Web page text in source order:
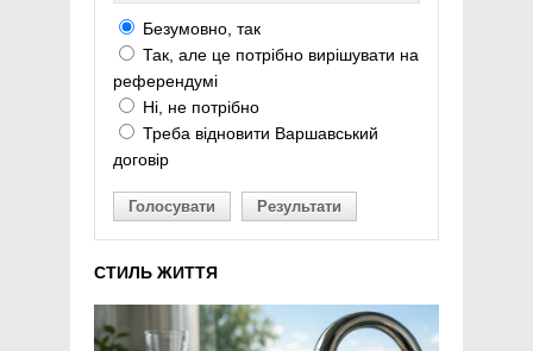
Безумовно, так
Так, але це потрібно вирішувати на
референдумі
Ні, не потрібно
Треба відновити Варшавський
договір
Голосувати Результати
СТИЛЬ ЖИТТЯ